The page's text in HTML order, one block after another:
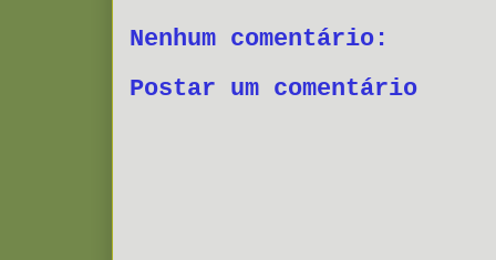
Nenhum comentário:
Postar um comentário